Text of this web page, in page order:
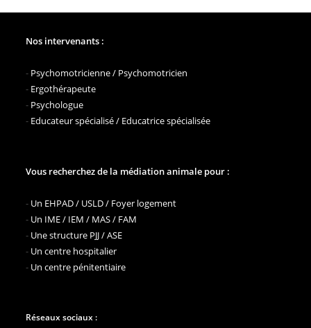
Nos intervenants :
- Psychomotricienne / Psychomotricien
- Ergothérapeute
- Psychologue
- Educateur spécialisé / Educatrice spécialisée
Vous recherchez de la médiation animale pour :
- Un EHPAD / USLD / Foyer logement
- Un IME / IEM / MAS / FAM
- Une structure PJJ / ASE
- Un centre hospitalier
- Un centre pénitentiaire
Réseaux sociaux :